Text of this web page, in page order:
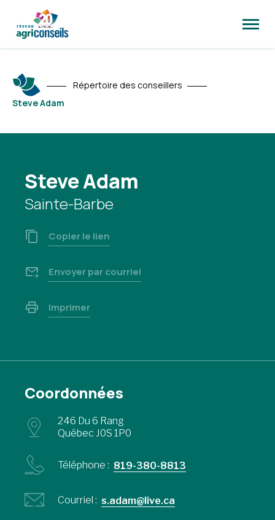
la
Répertoire des conseillers
Steve Adam
Steve Adam
Sainte-Barbe
Copier le lien
Envoyer par courriel
Imprimer
Coordonnées
246 Du 6 Rang
Québec J0S 1P0
Téléphone : 819-380-8813
Courriel : s.adam@live.ca